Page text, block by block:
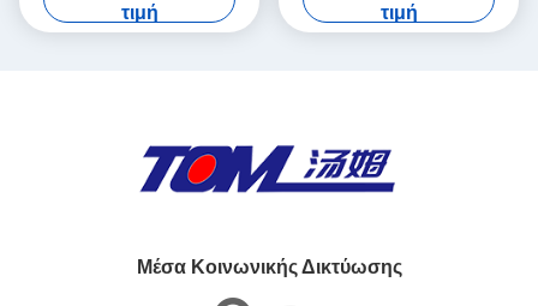
τιμή
τιμή
Μέσα Κοινωνικής Δικτύωσης